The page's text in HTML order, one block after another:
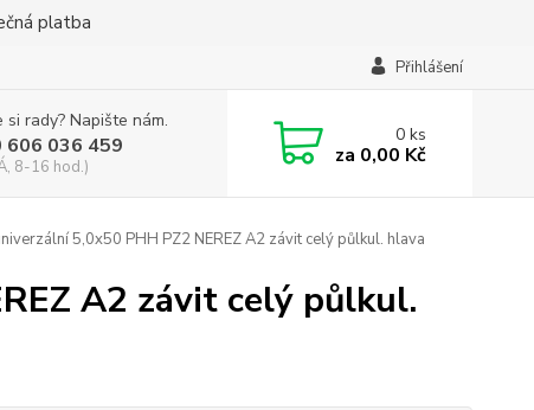
platba
Přihlášení
si rady? Napište nám.
606 036 459
8-16 hod.)
0ks
za 0,00 Kč
5,0x50 PHH PZ2 NEREZ A2 závit celý půlkul. hlava
A2 závit celý půlkul.